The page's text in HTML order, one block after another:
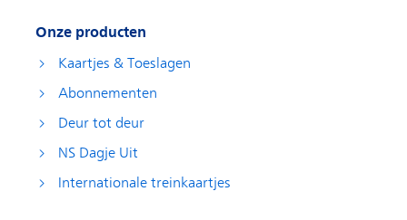
Onze producten
Kaartjes & Toeslagen
Abonnementen
Deur tot deur
NS Dagje Uit
Internationale treinkaartjes